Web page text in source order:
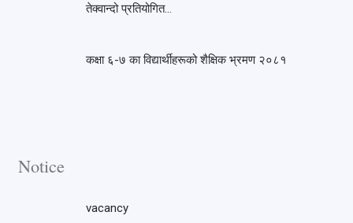
तेक्वान्दो प्रतियोगित…
कक्षा ६-७ का विद्यार्थीहरूको शैक्षिक भ्रमण २०८१
Notice
vacancy